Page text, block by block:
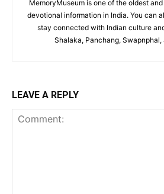
MemoryMuseum is one of the oldest
devotional information in India. You can
stay connected with Indian culture
Shalaka, Panchang, Swapnphal,
LEAVE A REPLY